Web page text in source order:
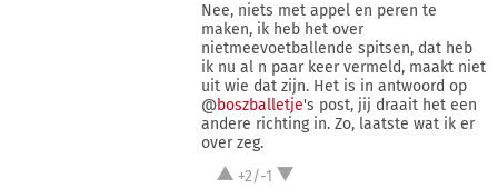
Nee, niets met appel en peren te
maken, ik heb het over
nietmeevoetballende spitsen, dat heb
ik nu al n paar keer vermeld, maakt niet
uit wie dat zijn. Het is in antwoord op
@boszballetje's post, jij draait het een
andere richting in. Zo, laatste wat ik er
over zeg.
+2/-1